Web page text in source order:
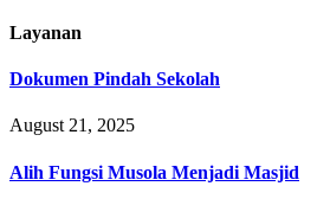
Layanan
Dokumen Pindah Sekolah
August 21, 2025
Alih Fungsi Musola Menjadi Masjid